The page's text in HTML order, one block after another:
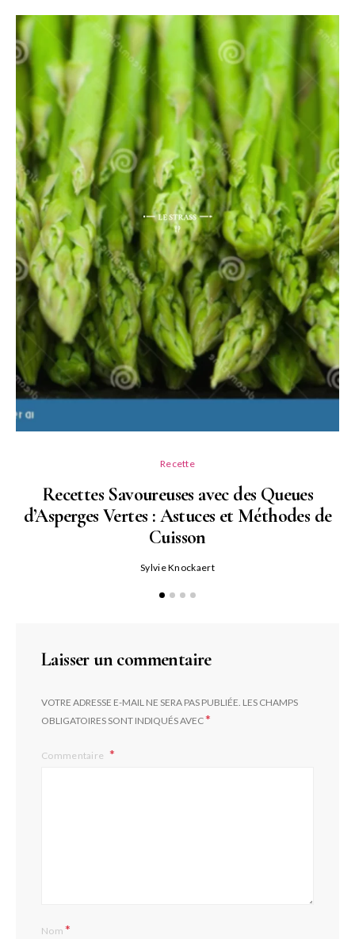
Recette
Recettes Savoureuses avec des Queues
d’Asperges Vertes : Astuces et Méthodes de
Cuisson
Sylvie Knockaert
Laisser un commentaire
VOTRE ADRESSE E-MAIL NE SERA PAS PUBLIÉE. LES CHAMPS
OBLIGATOIRES SONT INDIQUÉS AVEC*
Commentaire
Nom*